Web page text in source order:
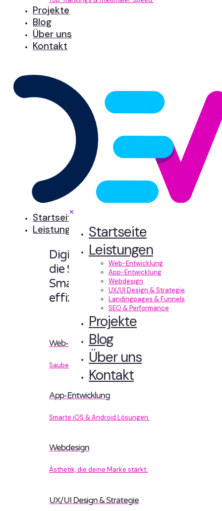
Projekte
Blog
Über uns
Kontakt
✕
Startseite
Leistungen
Web-Entwicklung
App-Entwicklung
Webdesign
UX/UI Design & Strategie
Landingpages & Funnels
SEO & Performance
Projekte
Blog
Über uns
Kontakt
Startseite
Leistungen
Digitale Erlebnisse,
die Sinn machen.
Smart designt und
effizient entwickelt.
Web-Entwicklung
Sauberer Code, der performt.
App-Entwicklung
Smarte iOS & Android Lösungen.
Webdesign
Ästhetik, die deine Marke stärkt.
UX/UI Design & Strategie